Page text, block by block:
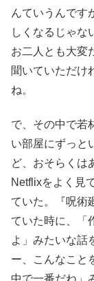
んていうんで
しくなるじゃな
お二人とも大変
聞いていただけ
ね。
で、その中で若
い部屋にずっと
ど、おそらく
Netflixをよく見
ていた。『呪術
ていた時に、「
よ」みたいな話
ー、こんなこと
中で一番だね」